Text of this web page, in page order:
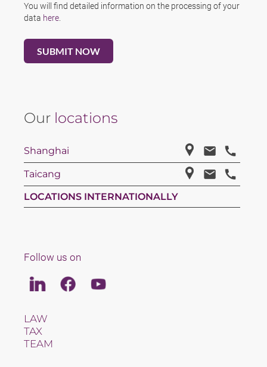
You will find detailed information on the processing of your
data here
Our locations
Shanghai
Taicang
LOCATIONS INTERNATIONALLY
Follow us on
LinkedinFacebookYoutube
LAW
TAX
TEAM